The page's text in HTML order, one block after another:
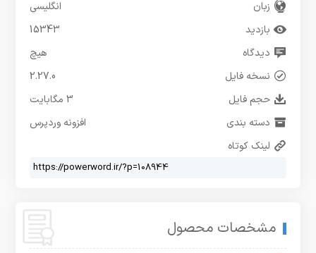
زبان
انگلیسی
بازدید
15343
دیدگاه
هیچ
نسخه فایل
2.27.0
حجم فایل
3 مگابایت
دسته بندی
افزونه وردپرس
لینک کوتاه
مشخصات محصول